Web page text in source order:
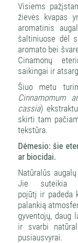
Visiems
žievės kvapas
aromatinis
šaltiniuose dėl
aromato bei
Cinamonų
saikingai ir
Šiuo metu
Cinnamomum
cassia)
skirti tam
tekstūra.
Dėmesio: šie
ar biocidai.
Natūralūs
Jie suteikia
pojūtį ir padeda
palankią
gyventojų, daug
ir svarbi
pusiausvyrai.